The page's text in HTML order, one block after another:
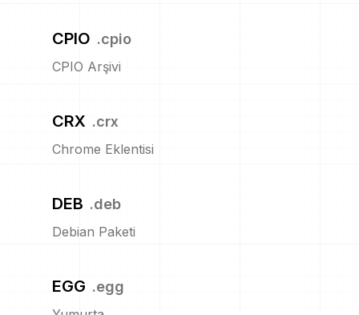
CPIO .cpio
CPIO Arşivi
CRX .crx
Chrome Eklentisi
DEB .deb
Debian Paketi
EGG .egg